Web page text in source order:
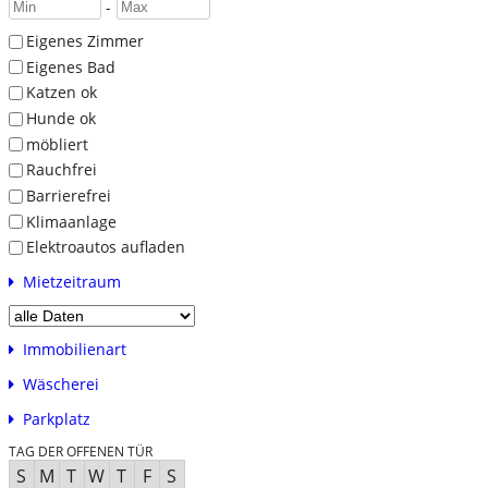
-
Eigenes Zimmer
Eigenes Bad
Katzen ok
Hunde ok
möbliert
Rauchfrei
Barrierefrei
Klimaanlage
Elektroautos aufladen
Mietzeitraum
Immobilienart
Wäscherei
Parkplatz
TAG DER OFFENEN TÜR
S M T W T F S